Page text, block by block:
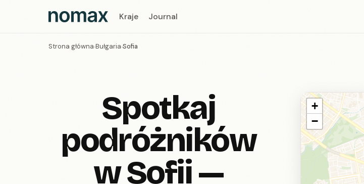
Kraje Journal
Strona główna›Bułgaria›Sofia
Spotkaj
podróżników
w Sofii —
+
−